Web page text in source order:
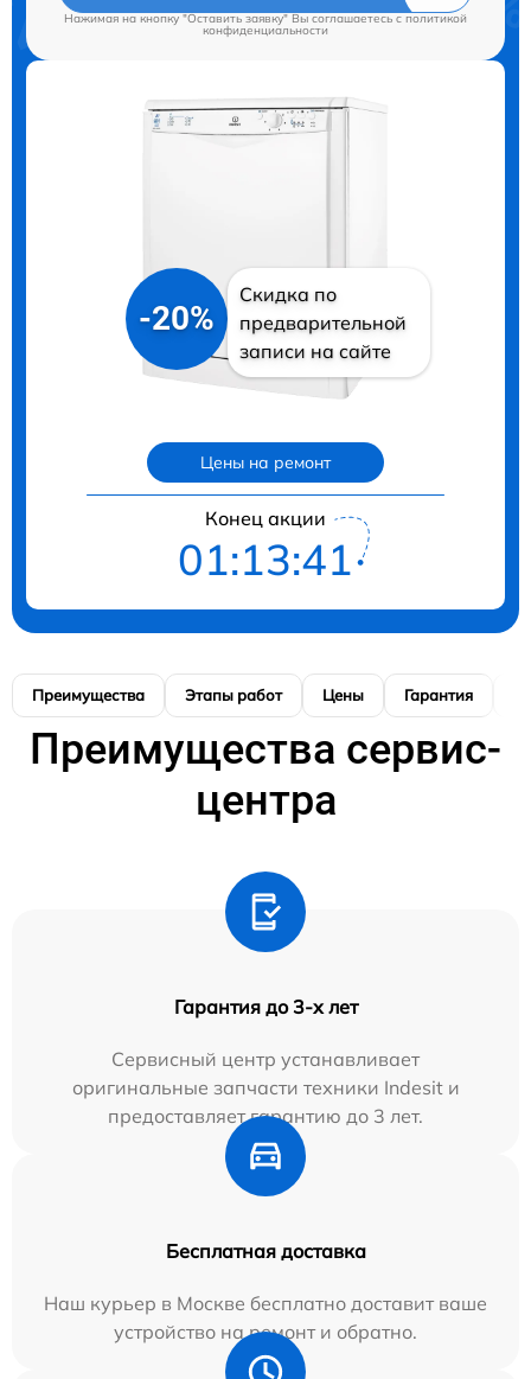
Нажимая на кнопку "Оставить заявку" Вы соглашаетесь cполитикой
конфиденциальности
-20%
Скидка по
предварительной
записи на сайте
Цены на ремонт
Конец акции
01:13:40
Преимущества Этапы работ Цены Гарантия
Преимущества сервис-
центра
Гарантия до 3-х лет
Сервисный центр устанавливает
оригинальные запчасти техники Indesit и
предоставляет гарантию до 3 лет.
Бесплатная доставка
Наш курьер в Москве бесплатно доставит ваше
устройство на ремонт и обратно.